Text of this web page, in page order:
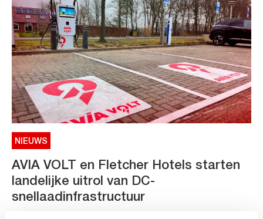
NIEUWS
AVIA VOLT en Fletcher Hotels starten
landelijke uitrol van DC-
snellaadinfrastructuur